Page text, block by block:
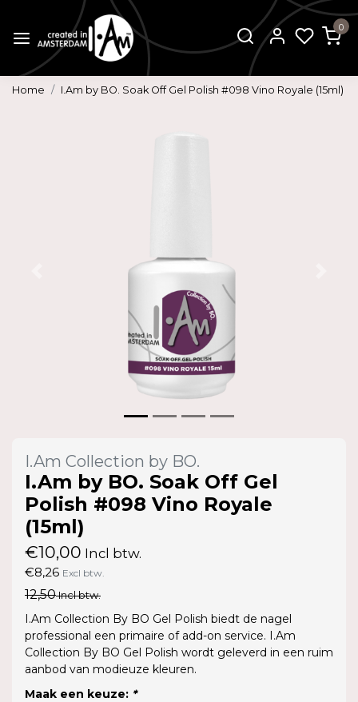
0
Home I.Am by BO. Soak Off Gel Polish #098 Vino Royale (15ml)
I.Am Collection by BO.
I.Am by BO. Soak Off Gel
Polish #098 Vino Royale
(15ml)
€10,00 Incl btw.
€8,26 Excl btw.
12,50Incl btw.
I.Am Collection By BO Gel Polish biedt de nagel
professional een primaire of add-on service. I.Am
Collection By BO Gel Polish wordt geleverd in een ruim
aanbod van modieuze kleuren.
Maak een keuze: *